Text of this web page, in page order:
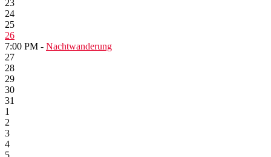
23
24
25
26
7:00 PM - Nachtwanderung
27
28
29
30
31
1
2
3
4